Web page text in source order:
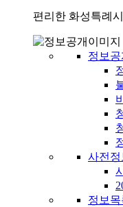
편리한 화성특례
정보공
사전정
정보목